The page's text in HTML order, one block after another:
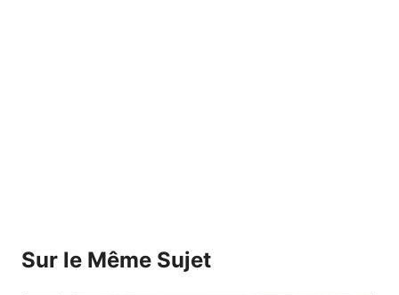
Sur le Même Sujet